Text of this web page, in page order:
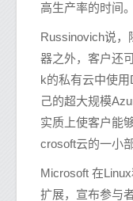
高生产率的时间
Russinovich说，
器之外，客户还
k的私有云中使
己的超大规模
实质上使客户能
crosoft云的一小部
Microsoft 在
扩展，宣布参与